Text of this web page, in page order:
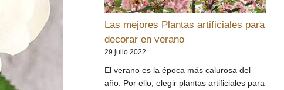
Las mejores Plantas artificiales para
decorar en verano
29 julio 2022
El verano es la época más calurosa del
año. Por ello, elegir plantas artificiales para